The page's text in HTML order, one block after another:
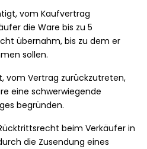
vom Kaufvertrag
die Ware bis zu 5
übernahm, bis zu dem er
sollen.
vom Vertrag zurückzutreten,
eine schwerwiegende
begründen.
beim Verkäufer in
die Zusendung eines